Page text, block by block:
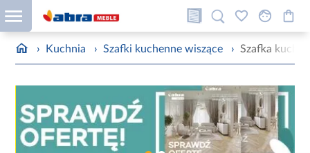
› Kuchnia › Szafki kuchenne wiszące › Szafka